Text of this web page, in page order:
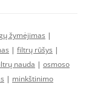
žymėjimas |
| filtrų rūšys |
nauda | osmoso
| minkštinimo